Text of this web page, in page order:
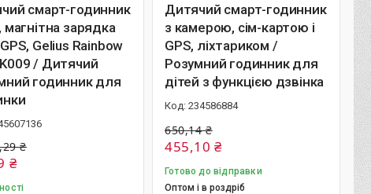
смарт-годинник
магнітна зарядка
Gelius Rainbow
/ Дитячий
годинник для
₴
₴
Дитячий смарт-годинник
з камерою, сім-картою і
GPS, ліхтариком /
Розумний годинник для
дітей з функцією дзвінка
234586884
650,14 ₴
455,10 ₴
Готово до відправки
Оптом і в роздріб